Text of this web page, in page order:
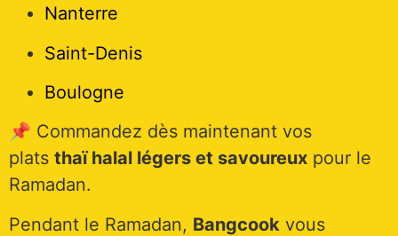
Nanterre
Saint-Denis
Boulogne
📌 Commandez dès maintenant vos
plats thaï halal légers et savoureux pour le
Ramadan.
Pendant le Ramadan, Bangcook vous